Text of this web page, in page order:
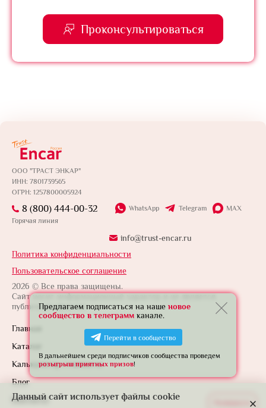
Проконсультироваться
ООО "ТРАСТ ЭНКАР"
ИНН: 7801739565
ОГРН: 1257800005924
Политика конфиденциальности
Пользовательское соглашение
2026 © Все права защищены.
Сайт носит информационный характер и не является
публичной офертой.
Главная
Каталог
Калькулятор стоимости
Блог
Контакты
8 (800) 444-00-32
Горячая линия
WhatsApp Telegram MAX
info@trust-encar.ru
Данный сайт использует файлы cookie
Предлагаем подписаться на наше новое
сообщество в телеграмм канале.
Перейти в сообщество
В дальнейшем среди подписчиков сообщества проведем
розыгрыш приятных призов!
Развернуть